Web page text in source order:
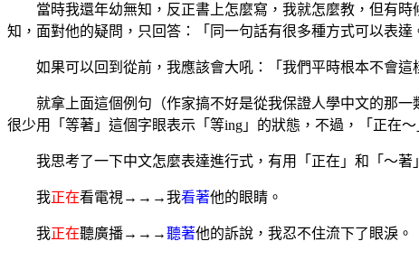
當時我還年幼無知，反正書上怎麼寫，我就怎麼教，但有
知，面對他的疑問，只回答：「同一句話有很多種方式可以表
如果可以回到從前，我應該會大吼：「我們平時根本不會這
就拿上面這個例句（作家搞不好是從我保證人學中文的那
很少用「等著」這個字眼表示「等ing 」的狀態，不過，「正在
我思考了一下中文怎麼表達進行式，有用「正在」和「～著
我正在看電視→→→我看著他的眼睛。
我正在聽廣播→→→聽著他的訴說，我忍不住流下了眼淚。